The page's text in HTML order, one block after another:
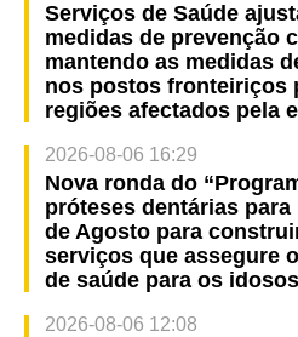
Serviços de Saúde
medidas de prevenção
mantendo as medidas
nos postos fronteiriços
regiões afectados pela
2026-08-06 16:29
Nova ronda do
próteses dentárias
de Agosto para
serviços que assegure
de saúde para os
2026-08-06 12:08